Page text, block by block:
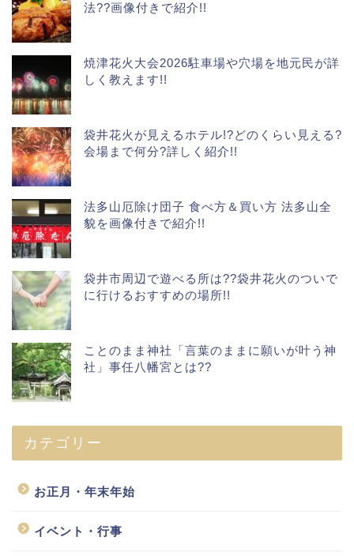
法??画像付きで紹介!!
焼津花火大会2026駐車場や穴場を地元民が詳
しく教えます!!
袋井花火が見えるホテル!?どのくらい見える?
会場まで何分?詳しく紹介!!
法多山厄除け団子 食べ方＆買い方 法多山全
貌を画像付きで紹介!!
袋井市周辺で遊べる所は??袋井花火のついで
に行けるおすすめの場所!!
ことのまま神社「言葉のままに願いが叶う神
社」事任八幡宮とは??
カテゴリー
お正月・年末年始
イベント・行事